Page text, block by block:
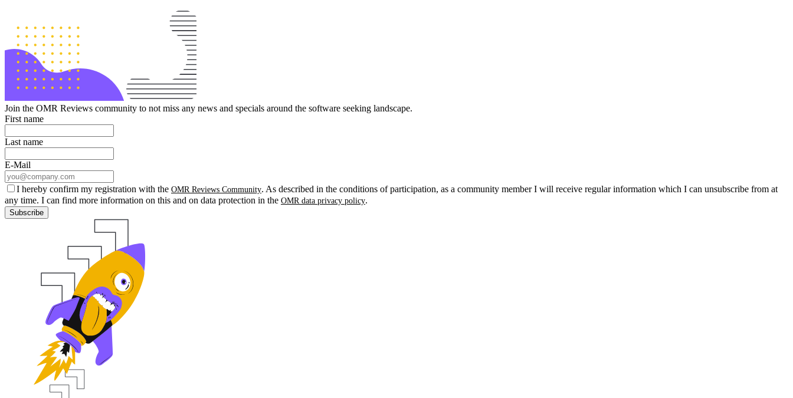
Join the OMR Reviews community to not miss any news and specials around the software seeking landscape.
First name
Last name
E-Mail
I hereby confirm my registration with the OMR Reviews Community. As described in the conditions of participation, as a community member I will receive regular information which I can unsubscribe from at
any time. I can find more information on this and on data protection in the OMR data privacy policy.
Subscribe